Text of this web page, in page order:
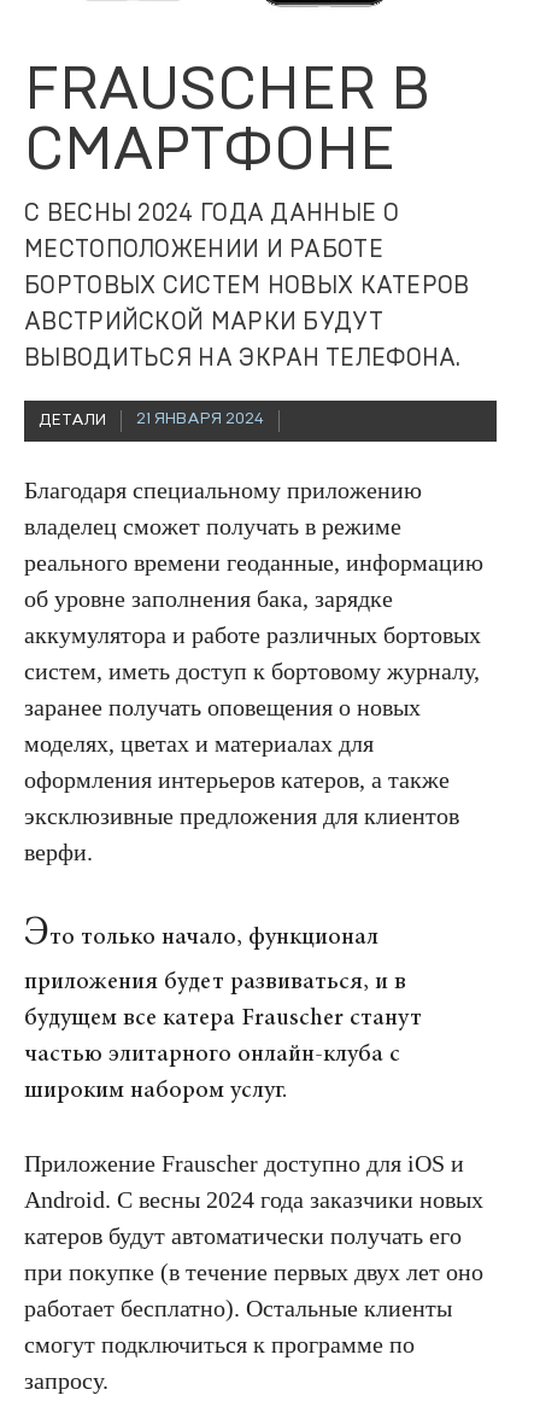
FRAUSCHER В
СМАРТФОНЕ
С ВЕСНЫ 2024 ГОДА ДАННЫЕ О
МЕСТОПОЛОЖЕНИИ И РАБОТЕ
БОРТОВЫХ СИСТЕМ НОВЫХ КАТЕРОВ
АВСТРИЙСКОЙ МАРКИ БУДУТ
ВЫВОДИТЬСЯ НА ЭКРАН ТЕЛЕФОНА.
ДЕТАЛИ 21 ЯНВАРЯ 2024
Благодаря специальному приложению
владелец сможет получать в режиме
реального времени геоданные, информацию
об уровне заполнения бака, зарядке
аккумулятора и работе различных бортовых
систем, иметь доступ к бортовому журналу,
заранее получать оповещения о новых
моделях, цветах и материалах для
оформления интерьеров катеров, а также
эксклюзивные предложения для клиентов
верфи.
Это только начало, функционал
приложения будет развиваться, и в
будущем все катера Frauscher станут
частью элитарного онлайн-клуба с
широким набором услуг.
Приложение Frauscher доступно для iOS и
Android. С весны 2024 года заказчики новых
катеров будут автоматически получать его
при покупке (в течение первых двух лет оно
работает бесплатно). Остальные клиенты
смогут подключиться к программе по
запросу.